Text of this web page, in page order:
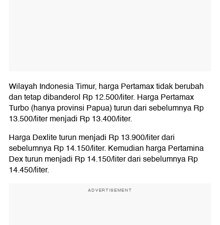
Wilayah Indonesia Timur, harga Pertamax tidak berubah
dan tetap dibanderol Rp 12.500/liter. Harga Pertamax
Turbo (hanya provinsi Papua) turun dari sebelumnya Rp
13.500/liter menjadi Rp 13.400/liter.
Harga Dexlite turun menjadi Rp 13.900/liter dari
sebelumnya Rp 14.150/liter. Kemudian harga Pertamina
Dex turun menjadi Rp 14.150/liter dari sebelumnya Rp
14.450/liter.
ADVERTISEMENT